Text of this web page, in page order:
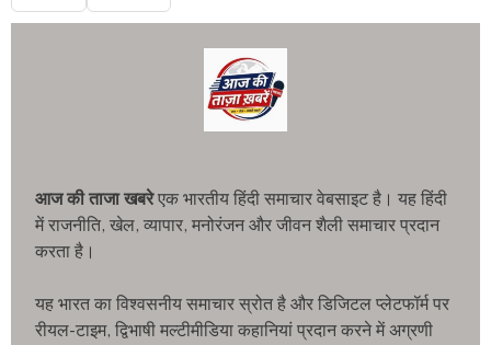
आज की ताजा खबरेएक भारतीय हिंदी समाचार वेबसाइट है। यह हिंदी
में राजनीति, खेल, व्यापार, मनोरंजन और जीवन शैली समाचार प्रदान
करता है।
यह भारत का विश्वसनीय समाचार स्रोत है और डिजिटल प्लेटफॉर्म पर
रीयल-टाइम, द्विभाषी मल्टीमीडिया कहानियां प्रदान करने में अग्रणी